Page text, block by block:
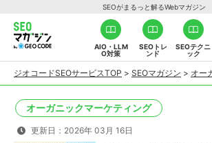
SEOがまるっと解るWebマガジン
AIO・LLM
O対策
SEOトレ
ンド
SEOテクニ
ック
ジオコードSEOサービスTOP > SEOマガジン > オー
オーガニックマーケティング
更新日：2026年 03月 16日